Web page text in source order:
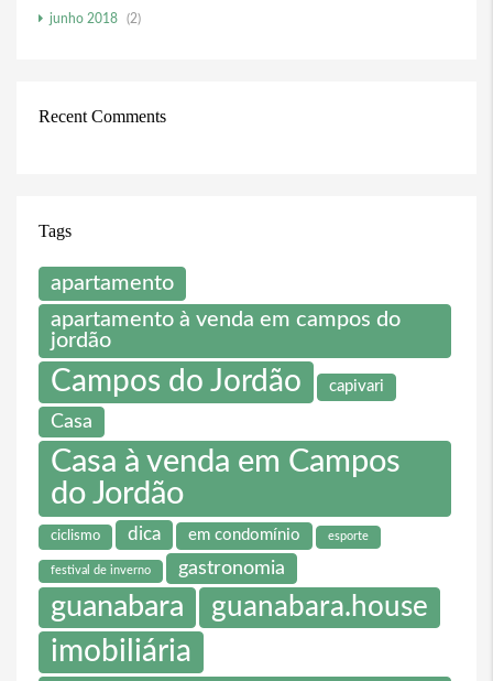
junho 2018
(2)
Recent Comments
Tags
apartamento
apartamento à venda em campos do
jordão
Campos do Jordão capivari
Casa
Casa à venda em Campos
do Jordão
ciclismo dica em condomínio esporte
festival de inverno gastronomia
guanabara guanabara.house
imobiliária